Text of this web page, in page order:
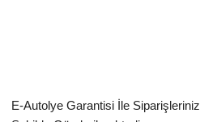
E-Autolye Garantisi İle Siparişleriniz